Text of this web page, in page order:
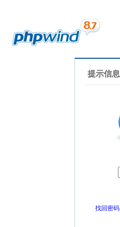
提示信息
找回密码